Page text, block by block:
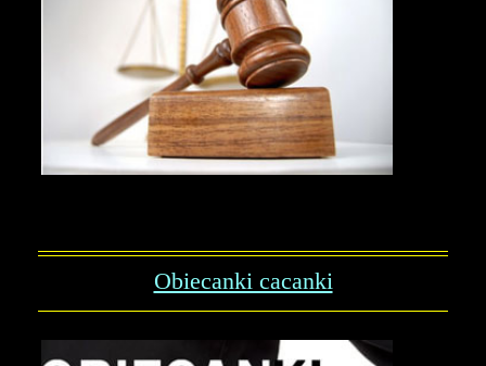
Obiecanki cacanki